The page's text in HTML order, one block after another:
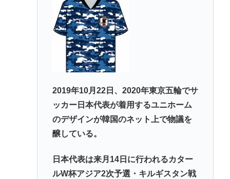
2019年10月22日、2020年東京五輪でサ
ッカー日本代表が着用するユニホーム
のデザインが韓国のネット上で物議を
醸している。
日本代表は来月14日に行われるカター
ルW杯アジア2次予選・キルギスタン戦